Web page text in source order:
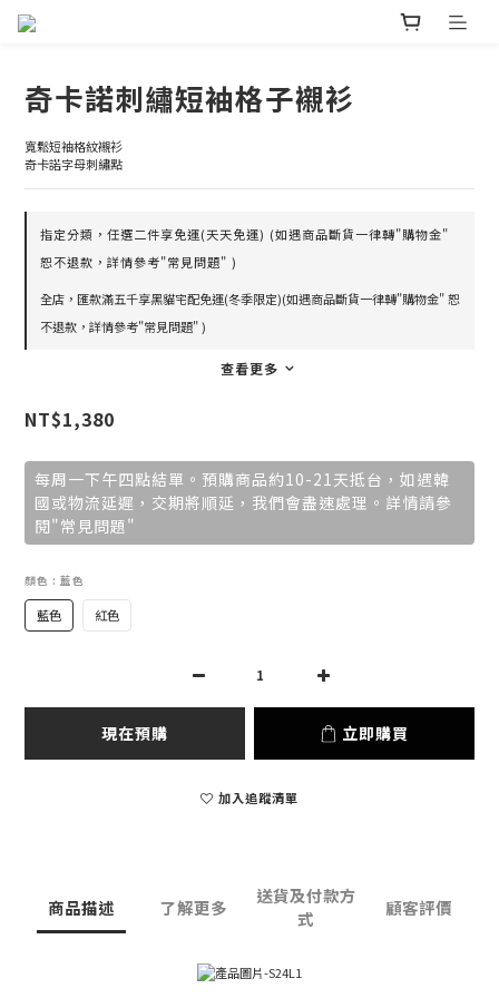
奇卡諾刺繡短袖格子襯衫
寬鬆短袖格紋襯衫
奇卡諾字母刺繡點
指定分類，任選二件享免運(天天免運) (如遇商品斷貨一律轉"購物金"
恕不退款，詳情參考"常見問題" )
全店，匯款滿五千享黑貓宅配免運(冬季限定)(如遇商品斷貨一律轉"購物金" 恕
不退款，詳情參考"常見問題" )
查看更多
NT$1,380
每周一下午四點結單。預購商品約10-21天抵台，如遇韓
國或物流延遲，交期將順延，我們會盡速處理。詳情請參
閱"常見問題"
顏色 : 藍色
藍色 紅色
現在預購 立即購買
加入追蹤清單
商品描述 了解更多
送貨及付款方
式
顧客評價